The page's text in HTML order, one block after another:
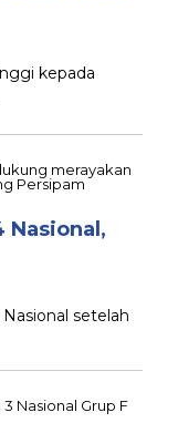
kepada
Nasional,
setelah